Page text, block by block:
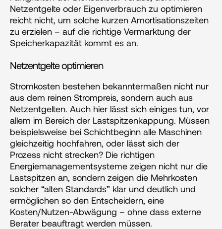
Netzentgelte oder Eigenverbrauch zu optimieren
reicht nicht, um solche kurzen Amortisationszeiten
zu erzielen – auf die richtige Vermarktung der
Speicherkapazität kommt es an.
Netzentgelte optimieren
Stromkosten bestehen bekanntermaßen nicht nur
aus dem reinen Strompreis, sondern auch aus
Netzentgelten. Auch hier lässt sich einiges tun, vor
allem im Bereich der Lastspitzenkappung. Müssen
beispielsweise bei Schichtbeginn alle Maschinen
gleichzeitig hochfahren, oder lässt sich der
Prozess nicht strecken? Die richtigen
Energiemanagementsysteme zeigen nicht nur die
Lastspitzen an, sondern zeigen die Mehrkosten
solcher “alten Standards” klar und deutlich und
ermöglichen so den Entscheidern, eine
Kosten/Nutzen-Abwägung – ohne dass externe
Berater beauftragt werden müssen.